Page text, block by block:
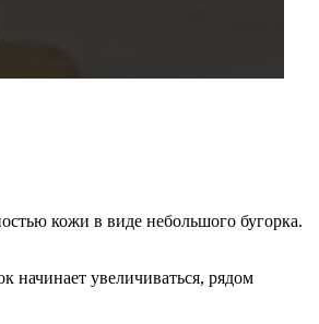
кожи в виде небольшого бугорка.
начинает увеличиваться, рядом